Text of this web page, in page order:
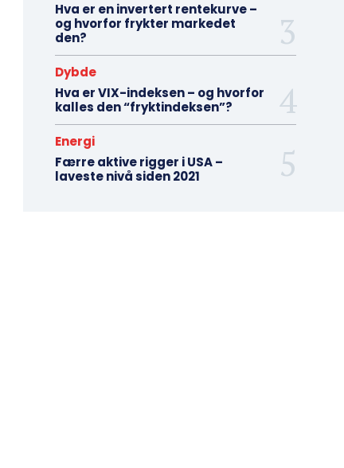
Hva er en invertert rentekurve –
og hvorfor frykter markedet
den?
Dybde
Hva er VIX-indeksen – og hvorfor
kalles den “fryktindeksen”?
Energi
Færre aktive rigger i USA –
laveste nivå siden 2021